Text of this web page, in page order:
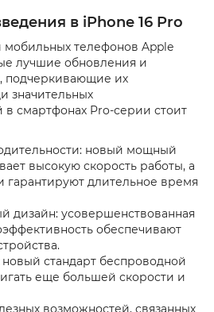
в iPhone 16 Pro
телефонов Apple
лучшие обновления и
подчеркивающие их
значительных
смартфонах Pro-серии стоит
новый мощный
высокую скорость работы, а
гарантируют длительное время
дизайн: усовершенствованная
обеспечивают
стандарт беспроводной
еще большей скорости и
возможностей, связанных